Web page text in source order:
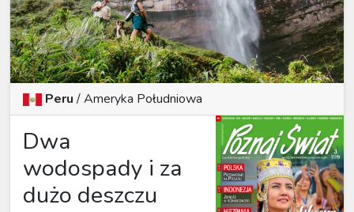
Peru/Ameryka Południowa
Dwa
wodospady i za
dużo deszczu